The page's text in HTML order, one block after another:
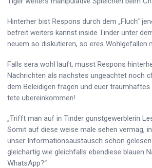
Hinterher bist Respons durch dem „Fluch“
befreit weiters kannst inside Tinder unter
neuem so diskutieren, so eres Wohlgefallen
Falls sera wohl lauft, musst Respons
Nachrichten als nachstes ungeachtet noch
dem Beleidigen fragen und euer
tete ubereinkommen!
„Trifft man auf in Tinder gunstgewerblerin
Somit auf diese weise male sehen vermag,
unser Informationsaustausch schon
gleichartig wie gleichfalls ebendiese blauen
WhatsApp?“